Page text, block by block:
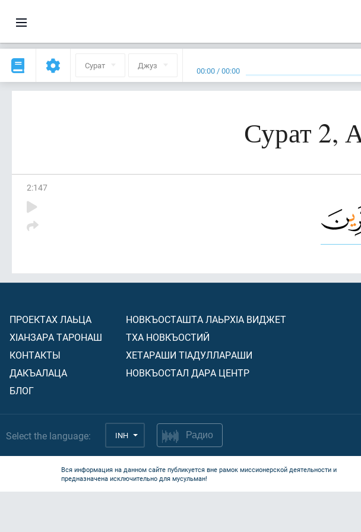
Сурат Джуз 00:00 /00:00
Сурат 2,
2:147
ПРОЕКТАХ ЛАЬЦА
ХIАНЗАРА ТАРОНАШ
КОНТАКТЫ
ДАКЪАЛАЦА
БЛОГ
НОВКЪОСТАШТА ЛАЬРХIА ВИДЖЕТ
ТХА НОВКЪОСТИЙ
ХЕТАРАШИ ТIАДУЛЛАРАШИ
НОВКЪОСТАЛ ДАРА ЦЕНТР
Select the language: INH Радио
Вся информация на данном сайте публикуется вне рамок миссионерской деятельности и
предназначена исключительно для мусульман!